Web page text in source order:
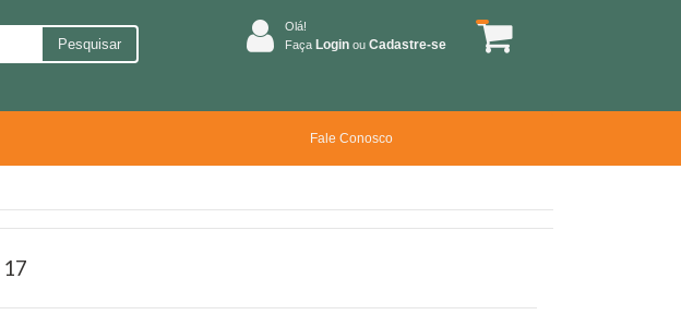
Pesquisar
Olá!
Faça Login ou Cadastre-se
Fale Conosco